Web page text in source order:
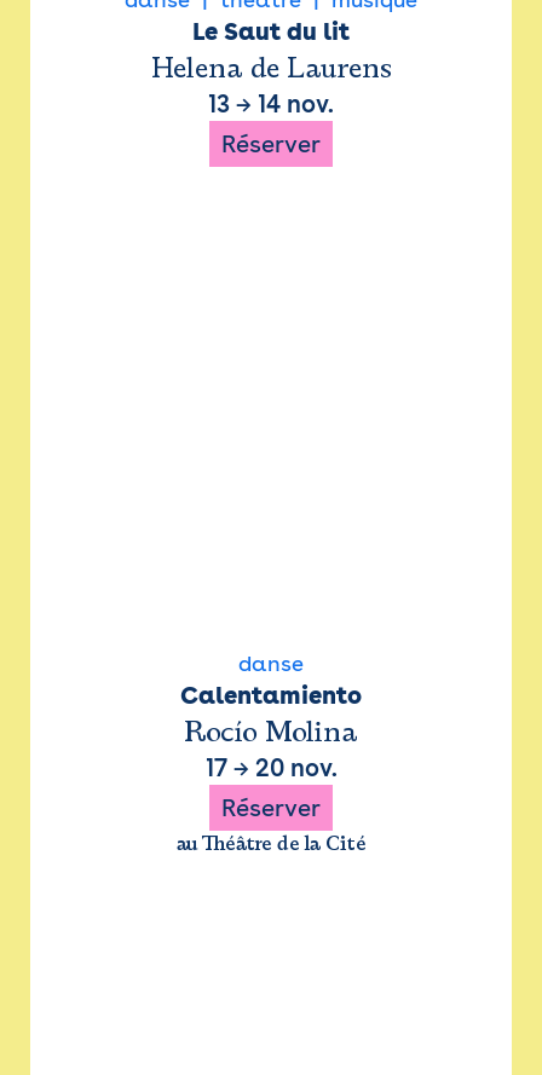
Le Saut du lit
Helena de Laurens
13 → 14 nov.
Réserver
danse
Calentamiento
Rocío Molina
17→ 20 nov.
Réserver
au Théâtre de la Cité